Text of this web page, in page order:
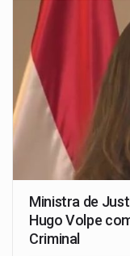
Ministra de
Hugo Volpe
Criminal